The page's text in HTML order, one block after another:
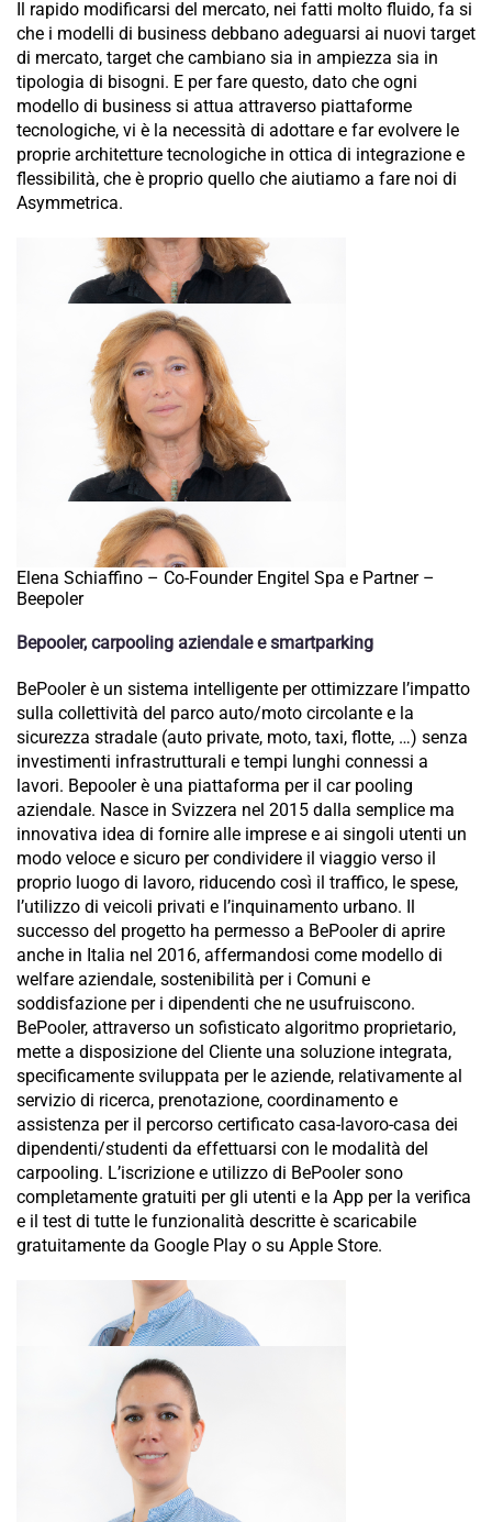
Il rapido modificarsi del mercato, nei fatti molto fluido, fa si
che i modelli di business debbano adeguarsi ai nuovi target
di mercato, target che cambiano sia in ampiezza sia in
tipologia di bisogni. E per fare questo, dato che ogni
modello di business si attua attraverso piattaforme
tecnologiche, vi è la necessità di adottare e far evolvere le
proprie architetture tecnologiche in ottica di integrazione e
flessibilità, che è proprio quello che aiutiamo a fare noi di
Asymmetrica.
Elena Schiaffino – Co-Founder Engitel Spa e Partner –
Beepoler
Bepooler, carpooling aziendale e smartparking
BePooler è un sistema intelligente per ottimizzare l’impatto
sulla collettività del parco auto/moto circolante e la
sicurezza stradale (auto private, moto, taxi, flotte, …) senza
investimenti infrastrutturali e tempi lunghi connessi a
lavori. Bepooler è una piattaforma per il car pooling
aziendale. Nasce in Svizzera nel 2015 dalla semplice ma
innovativa idea di fornire alle imprese e ai singoli utenti un
modo veloce e sicuro per condividere il viaggio verso il
proprio luogo di lavoro, riducendo così il traffico, le spese,
l’utilizzo di veicoli privati e l’inquinamento urbano. Il
successo del progetto ha permesso a BePooler di aprire
anche in Italia nel 2016, affermandosi come modello di
welfare aziendale, sostenibilità per i Comuni e
soddisfazione per i dipendenti che ne usufruiscono.
BePooler, attraverso un sofisticato algoritmo proprietario,
mette a disposizione del Cliente una soluzione integrata,
specificamente sviluppata per le aziende, relativamente al
servizio di ricerca, prenotazione, coordinamento e
assistenza per il percorso certificato casa-lavoro-casa dei
dipendenti/studenti da effettuarsi con le modalità del
carpooling. L’iscrizione e utilizzo di BePooler sono
completamente gratuiti per gli utenti e la App per la verifica
e il test di tutte le funzionalità descritte è scaricabile
gratuitamente da Google Play o su Apple Store.